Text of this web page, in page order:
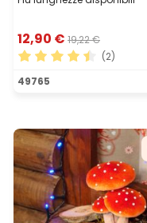
12,90 € 19,22 €
Valutazione media di
(2)
49765